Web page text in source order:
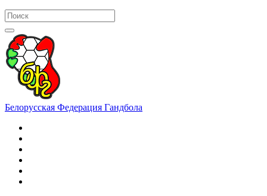
Белорусская Федерация Гандбола